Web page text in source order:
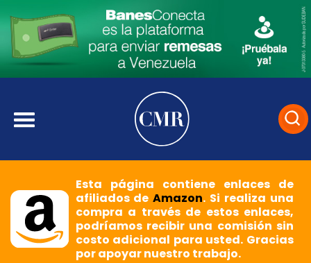
Esta página contiene enlaces de
afiliados deAmazon. Si realiza una
compra a través de estos enlaces,
podríamos recibir una comisión sin
costo adicional para usted. Gracias
por apoyar nuestro trabajo.